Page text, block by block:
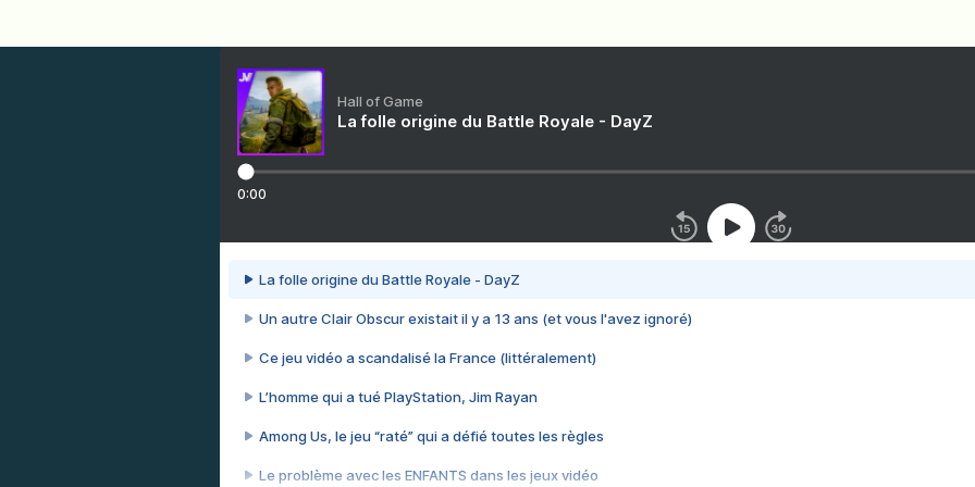
Hall of Game
La folle origine du Battle Royale - DayZ
0:00
La folle origine du Battle Royale - DayZ
Un autre Clair Obscur existait il y a 13 ans (et vous l'avez ignoré)
Ce jeu vidéo a scandalisé la France (littéralement)
L’homme qui a tué PlayStation, Jim Rayan
Among Us, le jeu “raté” qui a défié toutes les règles
Le problème avec les ENFANTS dans les jeux vidéo